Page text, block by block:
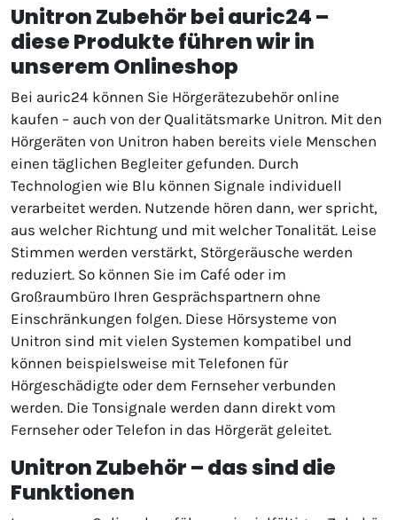
Unitron Zubehör bei auric24 –
diese Produkte führen wir in
unserem Onlineshop
Bei auric24 können Sie Hörgerätezubehör online
kaufen – auch von der Qualitätsmarke Unitron. Mit den
Hörgeräten von Unitron haben bereits viele Menschen
einen täglichen Begleiter gefunden. Durch
Technologien wie Blu können Signale individuell
verarbeitet werden. Nutzende hören dann, wer spricht,
aus welcher Richtung und mit welcher Tonalität. Leise
Stimmen werden verstärkt, Störgeräusche werden
reduziert. So können Sie im Café oder im
Großraumbüro Ihren Gesprächspartnern ohne
Einschränkungen folgen. Diese Hörsysteme von
Unitron sind mit vielen Systemen kompatibel und
können beispielsweise mit Telefonen für
Hörgeschädigte oder dem Fernseher verbunden
werden. Die Tonsignale werden dann direkt vom
Fernseher oder Telefon in das Hörgerät geleitet.
Unitron Zubehör – das sind die
Funktionen